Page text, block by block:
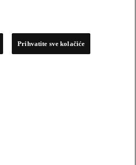
Prihvatite sve kolačiće